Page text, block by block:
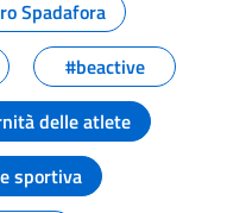
Spadafora
#beactive
delle atlete
sportiva